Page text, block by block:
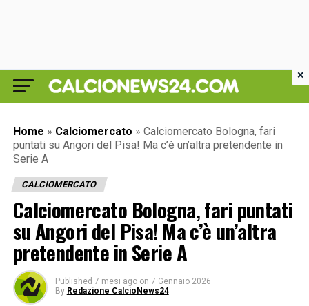
Home » Calciomercato » Calciomercato Bologna, fari
puntati su Angori del Pisa! Ma c’è un’altra pretendente in
Serie A
CALCIOMERCATO
Calciomercato Bologna, fari puntati
su Angori del Pisa! Ma c’è un’altra
pretendente in Serie A
Published 7 mesi ago on 7 Gennaio 2026
By Redazione CalcioNews24
×